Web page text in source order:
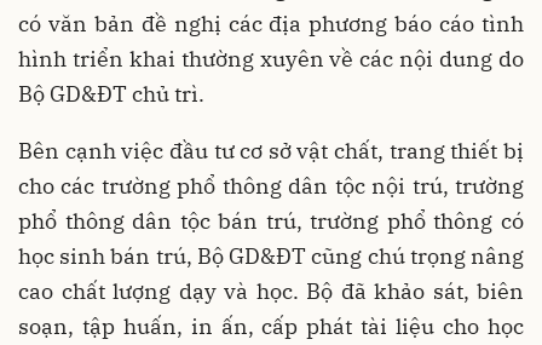
có văn bản đề nghị các địa phương báo cáo tình
hình triển khai thường xuyên về các nội dung do
Bộ GD&ĐT chủ trì.
Bên cạnh việc đầu tư cơ sở vật chất, trang thiết bị
cho các trường phổ thông dân tộc nội trú, trường
phổ thông dân tộc bán trú, trường phổ thông có
học sinh bán trú, Bộ GD&ĐT cũng chú trọng nâng
cao chất lượng dạy và học. Bộ đã khảo sát, biên
soạn, tập huấn, in ấn, cấp phát tài liệu cho học